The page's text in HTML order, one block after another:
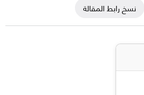
نسخ رابط المقالة